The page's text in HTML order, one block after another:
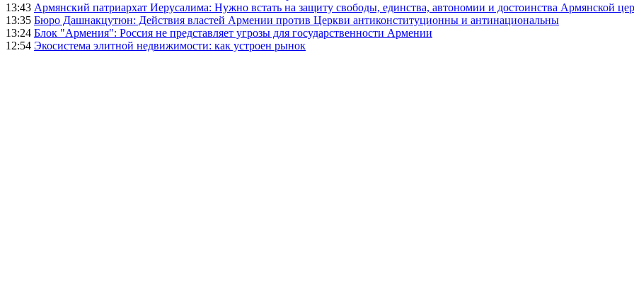
13:43 Армянский патриархат Иерусалима: Нужно встать на защиту свободы, единства, автономии и достоинства Армянской
13:35 Бюро Дашнакцутюн: Действия властей Армении против Церкви антиконституционны и антинациональны
13:24 Блок "Армения": Россия не представляет угрозы для государственности Армении
12:54 Экосистема элитной недвижимости: как устроен рынок